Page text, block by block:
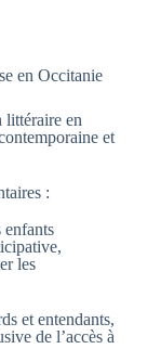
en Occitanie
littéraire en
et
:
les
et entendants,
de l’accès à